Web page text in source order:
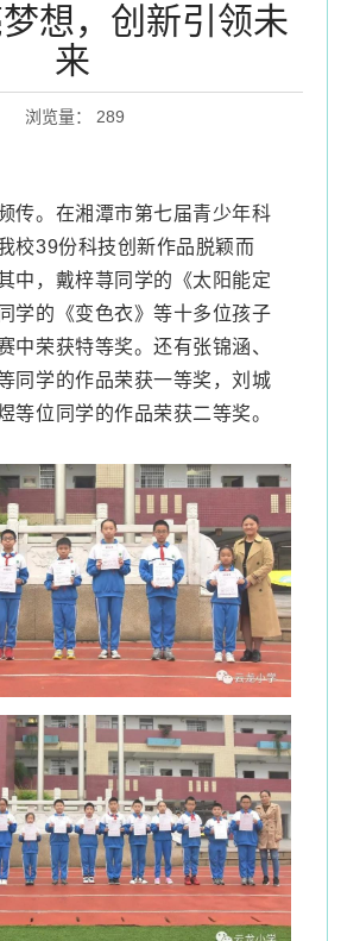
想，创新引领未
来
浏览量： 289
传。在湘潭市第七届青少年科
校39份科技创新作品脱颖而
中，戴梓荨同学的《太阳能定
学的《变色衣》等十多位孩子
中荣获特等奖。还有张锦涵、
同学的作品荣获一等奖，刘城
等位同学的作品荣获二等奖。